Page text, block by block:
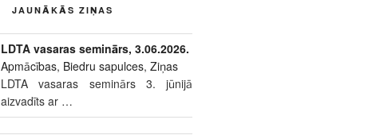
JAUNĀKĀS ZIŅAS
LDTA vasaras seminārs, 3.06.2026.
Apmācības, Biedru sapulces,Ziņas
LDTA vasaras seminārs 3. jūnijā
aizvadīts ar …